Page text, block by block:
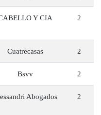
Y CIA 2
Cuatrecasas 2
Bsvv 2
Abogados 2